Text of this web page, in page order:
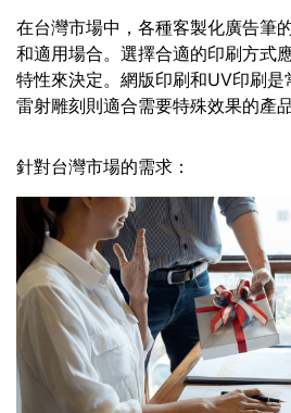
在台灣市場中，各種客製化廣告筆
和適用場合。選擇合適的印刷方式
特性來決定。網版印刷和UV印刷
雷射雕刻則適合需要特殊效果的產品
針對台灣市場的需求：